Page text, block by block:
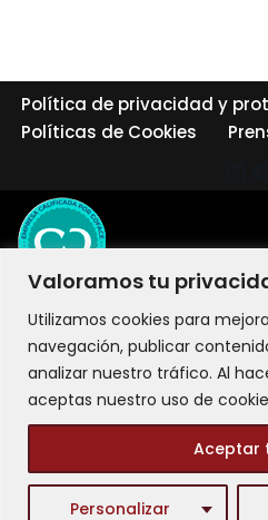
Valoramos tu
Utilizamos cookies para
navegación, publicar
analizar nuestro tráfico. Al
aceptas nuestro uso de
Personalizar
Aceptar
Política de privacidad y
Políticas de Cookies
©2026 LIT Liderazgo